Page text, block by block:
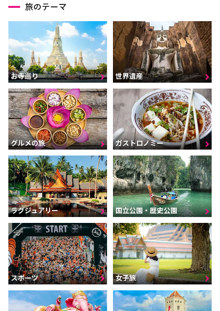
旅のテーマ
お寺巡り 世界遺産
グルメの旅 ガストロノミー
ラグジュアリー 国立公園・歴史公園
スポーツ 女子旅